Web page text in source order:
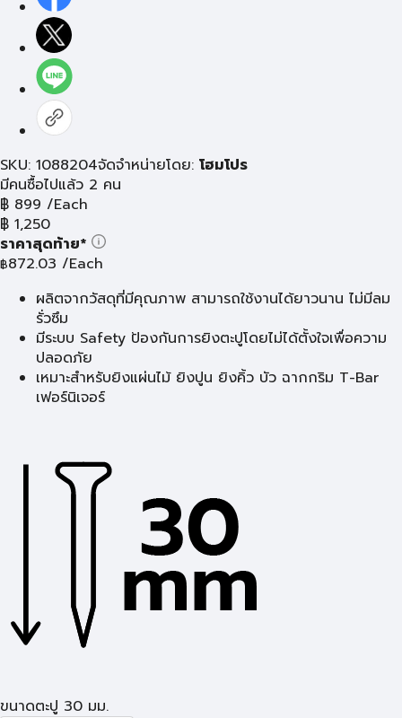
SKU: 1088204จัดจำหน่ายโดย: โฮมโปร
มีคนซื้อไปแล้ว 2 คน
฿ 899 /Each
฿ 1,250
ราคาสุดท้าย*
฿872.03 /Each
ผลิตจากวัสดุที่มีคุณภาพ สามารถใช้งานได้ยาวนาน ไม่มีลม
รั่วซึม
มีระบบ Safety ป้องกันการยิงตะปูโดยไม่ได้ตั้งใจเพื่อความ
ปลอดภัย
เหมาะสำหรับยิงแผ่นไม้ ยิงปูน ยิงคิ้ว บัว ฉากกริม T-Bar
เฟอร์นิเจอร์
ขนาดตะปู 30 มม.